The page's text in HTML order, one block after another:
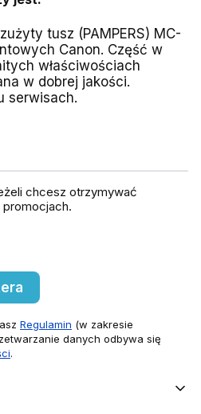
tusz (PAMPERS) MC-
Canon. Część w
właściwościach
w dobrej jakości.
serwisach.
chcesz otrzymywać
Regulamin (w zakresie
danych odbywa się
.